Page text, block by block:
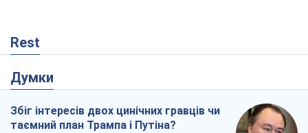
Rest
Думки
Збіг інтересів двох цинічних гравців чи
таємний план Трампа і Путіна?